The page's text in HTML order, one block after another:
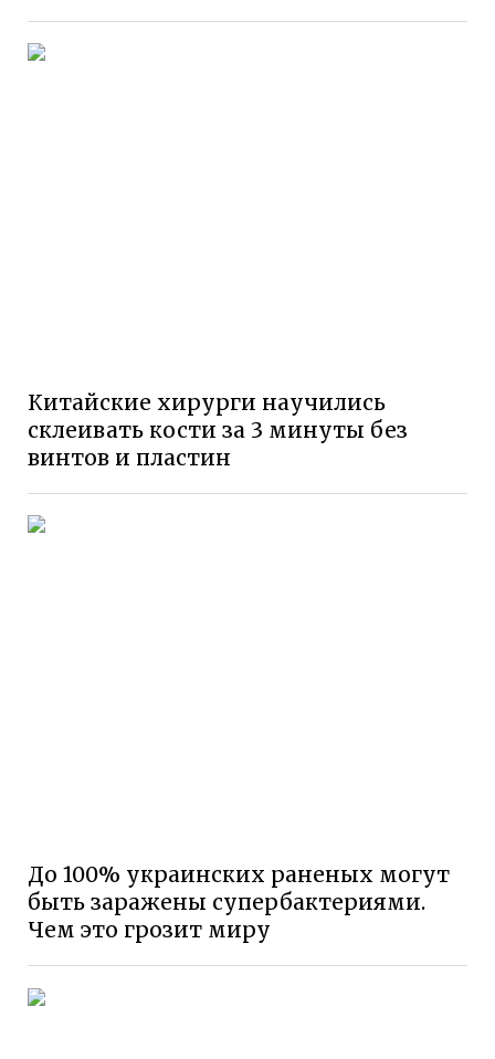
Китайские хирурги научились
склеивать кости за 3 минуты без
винтов и пластин
До 100% украинских раненых могут
быть заражены супербактериями.
Чем это грозит миру